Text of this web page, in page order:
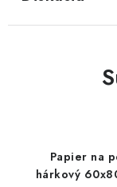
Papier na
hárkový